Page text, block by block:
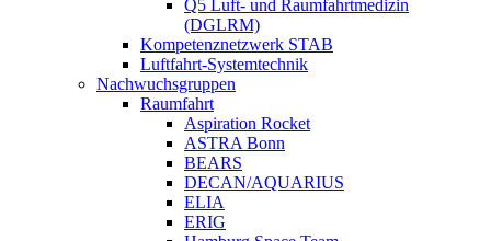
Q5 Luft- und Raumfahrtmedizin
(DGLRM)
Kompetenznetzwerk STAB
Luftfahrt-Systemtechnik
Nachwuchsgruppen
Raumfahrt
Aspiration Rocket
ASTRA Bonn
BEARS
DECAN/AQUARIUS
ELIA
ERIG